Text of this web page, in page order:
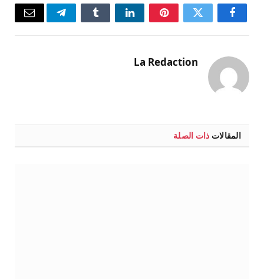
فيسبوكتويتر بينتيريستلينكدإن Tumblr تيلقرامالبريد
La Redaction
المقالات ذات الصلة